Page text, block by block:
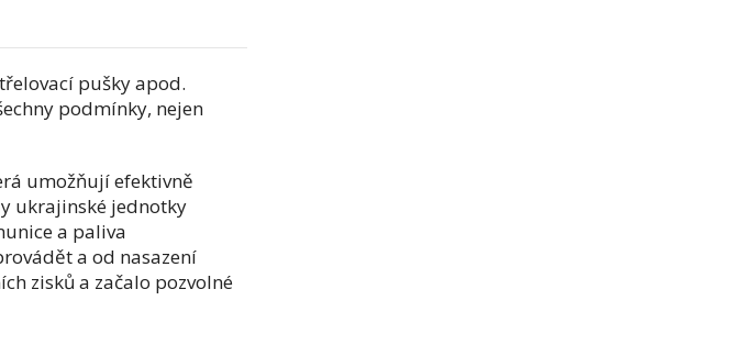
pušky apod.
podmínky, nejen
umožňují efektivně
ukrajinské jednotky
a paliva
a od nasazení
zisků a začalo pozvolné